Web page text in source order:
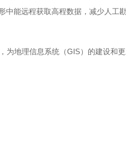
中能远程获取高程数据，减少人工
为地理信息系统（GIS）的建设和